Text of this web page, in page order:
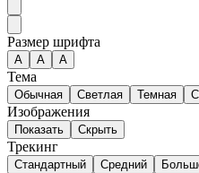
Размер шрифта
А A A
Тема
Обычная Светлая Темная
Изображения
Показать Скрыть
Трекинг
Стандартный Средний